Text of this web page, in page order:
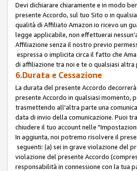
Devi dichiarare chiaramente e in modo
presente Accordo, sul tuo Sito o in
qualità di Affiliato Amazon io ricevo un
legge applicabile, non effettuerai
Affiliazione senza il nostro previo
espressa o implicita circa il fatto che
di affiliazione tra noi e te o qualsiasi
6.Durata e Cessazione
La durata del presente Accordo
presente Accordo in qualsiasi momento,
trasmettendo all'altra parte una
data di invio della comunicazione. Puoi
chiudere il tuo account nelle
In aggiunta, noi potremo risolvere il
seguenti: (a) sei in grave violazione del
violazione del presente Accordo
responsabilità in connessione con la tua